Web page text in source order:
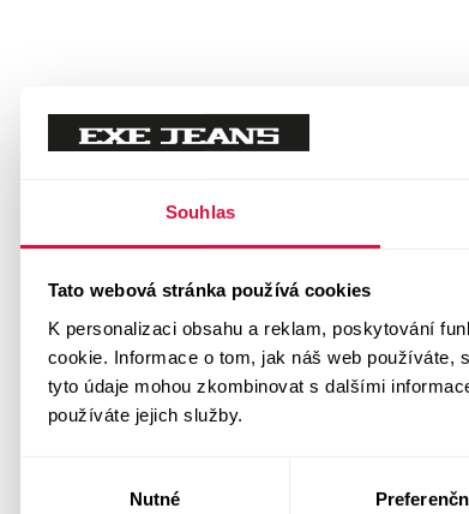
Souhlas
Tato webová stránka používá cookies
K personalizaci obsahu a reklam, poskytování
cookie. Informace o tom, jak náš web
tyto údaje mohou zkombinovat s dalšími
používáte jejich služby.
Nutné